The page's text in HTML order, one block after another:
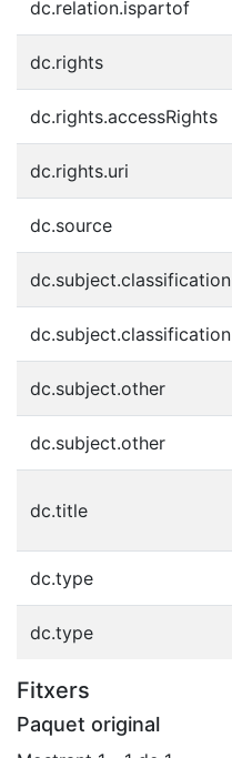
dc.relation.ispartof
dc.rights
dc.rights.accessRights
dc.rights.uri
dc.source
dc.subject.classification
dc.subject.classification
dc.subject.other
dc.subject.other
dc.title
dc.type
dc.type
Fitxers
Paquet original